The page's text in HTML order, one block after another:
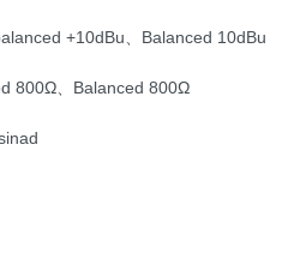
+10dBu、Balanced 10dBu
800Ω、Balanced 800Ω